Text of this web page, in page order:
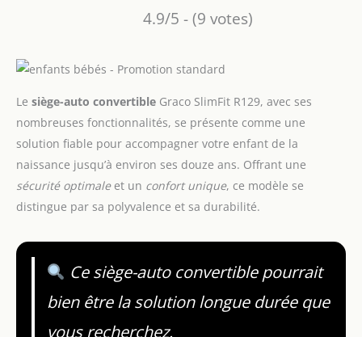
4.9/5 - (9 votes)
Le siège-auto convertible Graco SlimFit R129, avec ses
nombreuses fonctionnalités, se présente comme une
solution fiable pour accompagner votre enfant de la
naissance jusqu’à environ ses douze ans. Offrant une
sécurité optimaleet un confort unique, ce modèle se
distingue par sa polyvalence et sa durabilité.
Ce siège-auto convertible pourrait
bien être la solution longue durée que
vous recherchez.